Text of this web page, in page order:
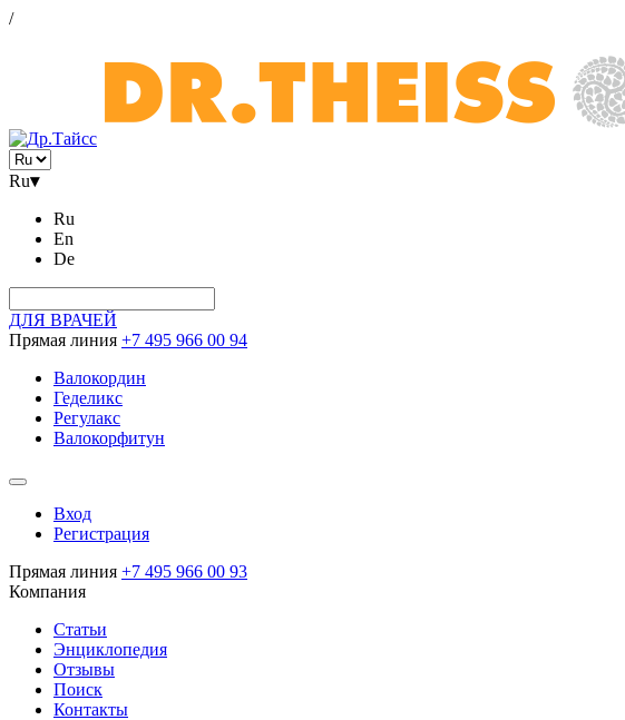
/
Ru▾
Ru
En
De
ДЛЯ ВРАЧЕЙ
Прямая линия +7 495 966 00 94
Валокордин
Геделикс
Регулакс
Валокорфитун
Вход
Регистрация
Прямая линия +7 495 966 00 93
Компания
Статьи
Энциклопедия
Отзывы
Поиск
Контакты